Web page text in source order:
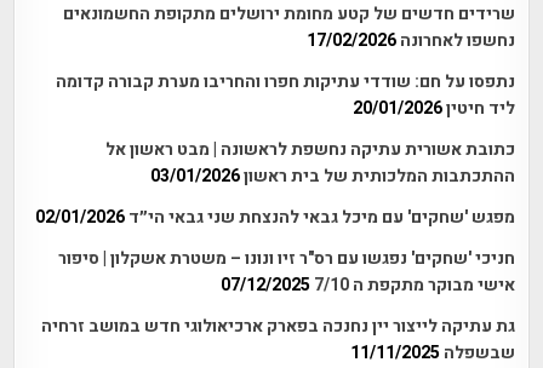
שרידים חדשים של קטע מחומת ירושלים מתקופת החשמונאים
נחשפו לאחרונה 17/02/2026
נתפסו על חם: שודדי עתיקות חפרו והחריבו מערת קבורה קדומה
ליד חיטין20/01/2026
כתובת אשורית עתיקה נחשפת לראשונה | מבט ראשון אל
ההתכתבות המלכותית של בית ראשון03/01/2026
מפגש 'שחקים' עם מיכל גבאי להנצחת שני גבאי הי״ד 02/01/2026
חניכי 'שחקים' נפגשו עם רס"ר זיו ונונו – משטרת אשקלון | סיפור
אישי מבוקר מתקפת ה 7/10
07/12/2025
גת עתיקה לייצור יין נחנכה בפארק ארכיאולוגי חדש במושב זרחיה
שבשפלה 11/11/2025